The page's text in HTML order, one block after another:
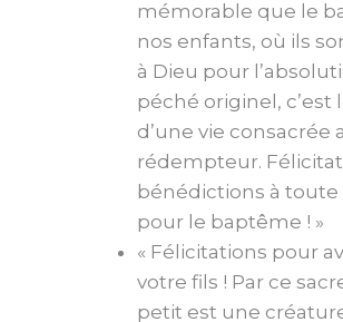
mémorable que le
nos enfants, où ils
à Dieu pour
péché originel, c’est
d’une vie consacrée
rédempteur.
bénédictions à toute
pour le baptême ! »
« Félicitations pour
votre fils ! Par ce
petit est une